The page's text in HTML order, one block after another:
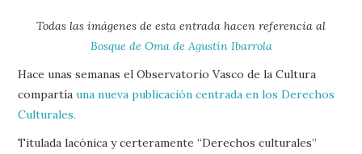
Todas las imágenes de esta entrada hacen referencia al
Bosque de Oma de Agustín Ibarrola
Hace unas semanas el Observatorio Vasco de la Cultura
compartíauna nueva publicación centrada en los Derechos
Culturales.
Titulada lacónica y certeramente “Derechos culturales”